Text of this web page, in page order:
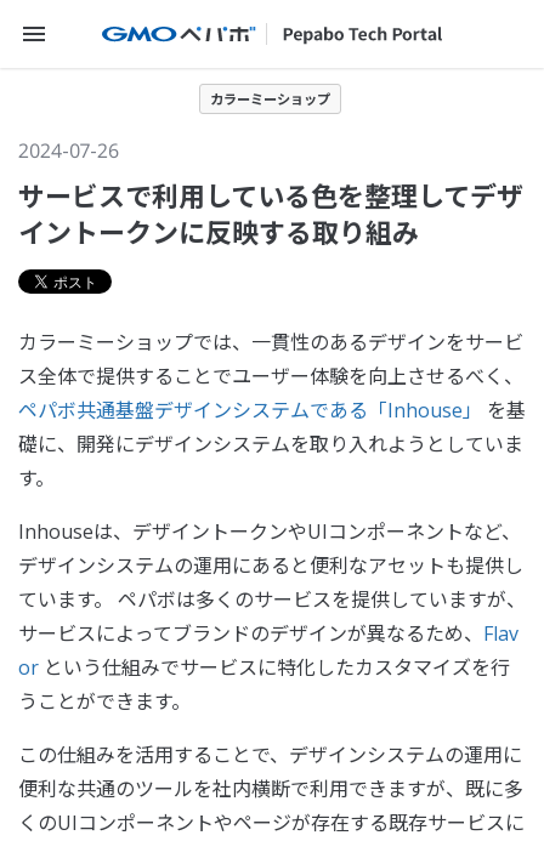
メニューを開く
カラーミーショップ
2024-07-26
サービスで利用している色を整理してデザ
イントークンに反映する取り組み
カラーミーショップでは、一貫性のあるデザインをサービ
ス全体で提供することでユーザー体験を向上させるべく、
ペパボ共通基盤デザインシステムである「Inhouse」
を基
礎に、開発にデザインシステムを取り入れようとしていま
す。
Inhouseは、デザイントークンやUIコンポーネントなど、
デザインシステムの運用にあると便利なアセットも提供し
ています。 ペパボは多くのサービスを提供していますが、
サービスによってブランドのデザインが異なるため、 Flav
or という仕組みでサービスに特化したカスタマイズを行
うことができます。
この仕組みを活用することで、デザインシステムの運用に
便利な共通のツールを社内横断で利用できますが、既に多
くのUIコンポーネントやページが存在する既存サービスに